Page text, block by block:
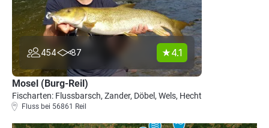
454 87 4.1
Mosel (Burg-Reil)
Fischarten: Flussbarsch, Zander, Döbel, Wels, Hecht
Fluss bei 56861 Reil